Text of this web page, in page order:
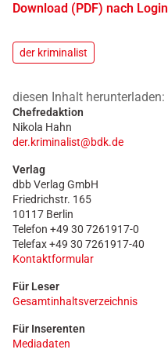
Download (PDF) nach Login
der kriminalist
diesen Inhalt herunterladen:
Chefredaktion
Nikola Hahn
der.kriminalist@bdk.de
Verlag
dbb Verlag GmbH
Friedrichstr. 165
10117 Berlin
Telefon +49 30 7261917-0
Telefax +49 30 7261917-40
Kontaktformular
Für Leser
Gesamtinhaltsverzeichnis
Für Inserenten
Mediadaten